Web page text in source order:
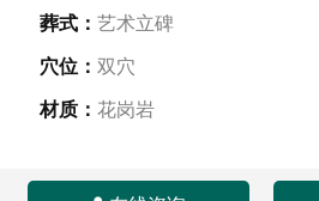
葬式： 艺术立碑
穴位： 双穴
材质： 花岗岩